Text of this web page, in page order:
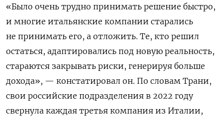
«Было очень трудно принимать решение быстро,
и многие итальянские компании старались
не принимать его, а отложить. Те, кто решил
остаться, адаптировались под новую реальность,
стараются закрывать риски, генерируя больше
дохода», — констатировал он. По словам Трани,
свои российские подразделения в 2022 году
свернула каждая третья компания из Италии,